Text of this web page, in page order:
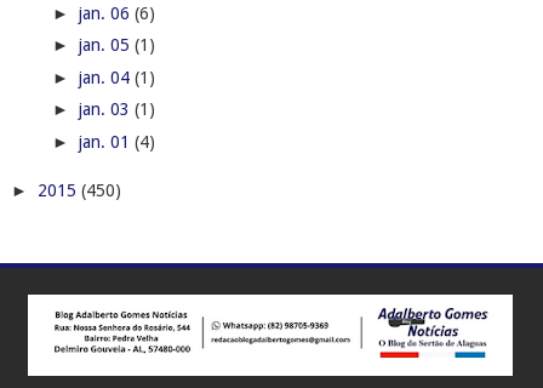
► jan. 06 (6)
► jan. 05 (1)
► jan. 04 (1)
► jan. 03 (1)
► jan. 01 (4)
► 2015 (450)